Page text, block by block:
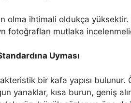
olma ihtimali oldukça
fotoğrafları mutlaka
Uyması
bir kafa yapısı
yanaklar, kısa burun, geniş